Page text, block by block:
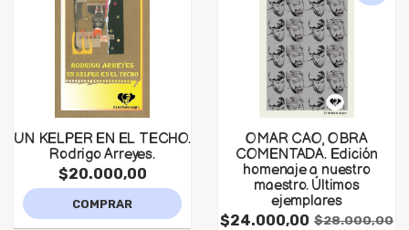
UN KELPER EN EL TECHO.
Rodrigo Arreyes.
$20.000,00
COMPRAR
OMAR CAO, OBRA
COMENTADA. Edición
homenaje a nuestro
maestro. Últimos
ejemplares
$24.000,00 $28.000,00